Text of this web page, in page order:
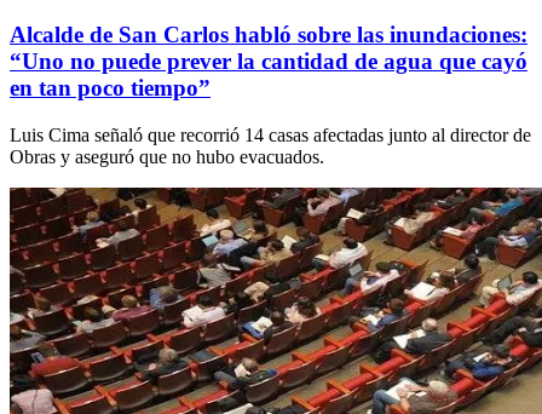
Alcalde de San Carlos habló sobre las inundaciones:
“Uno no puede prever la cantidad de agua que cayó
en tan poco tiempo”
Luis Cima señaló que recorrió 14 casas afectadas junto al director de
Obras y aseguró que no hubo evacuados.